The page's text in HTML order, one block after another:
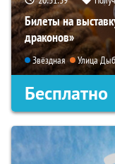
Билеты на
драконов»
Звёздная Улица
Бесплатно